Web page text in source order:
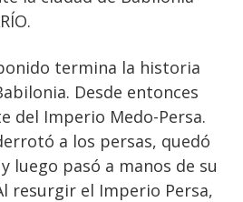
termina la historia
Desde entonces
del Imperio Medo-Persa.
a los persas, quedó
luego pasó a manos de su
resurgir el Imperio Persa,